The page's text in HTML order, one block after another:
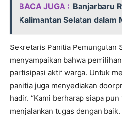
BACA JUGA : Banjarbaru
Kalimantan Selatan dalam
Sekretaris Panitia Pemungutan
menyampaikan bahwa
partisipasi aktif warga. Untuk
panitia juga menyediakan
hadir. “Kami berharap siapa
menjalankan tugas dengan